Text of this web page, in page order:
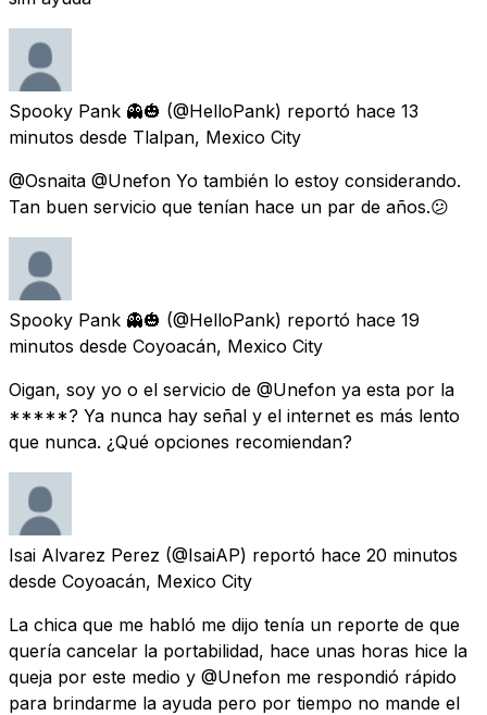
Spooky Pank 👻🎃 (@HelloPank) reportó hace 13
minutos desde Tlalpan, Mexico City
@Osnaita @Unefon Yo también lo estoy considerando.
Tan buen servicio que tenían hace un par de años.😕
Spooky Pank 👻🎃 (@HelloPank) reportó hace 19
minutos desde Coyoacán, Mexico City
Oigan, soy yo o el servicio de @Unefon ya esta por la
*****? Ya nunca hay señal y el internet es más lento
que nunca. ¿Qué opciones recomiendan?
Isai Alvarez Perez (@IsaiAP) reportó hace 20 minutos
desde Coyoacán, Mexico City
La chica que me habló me dijo tenía un reporte de que
quería cancelar la portabilidad, hace unas horas hice la
queja por este medio y @Unefon me respondió rápido
para brindarme la ayuda pero por tiempo no mande el